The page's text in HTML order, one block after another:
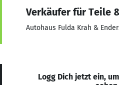
Verkäufer für Teile
Autohaus Fulda Krah &
Logg Dich jetzt ein,